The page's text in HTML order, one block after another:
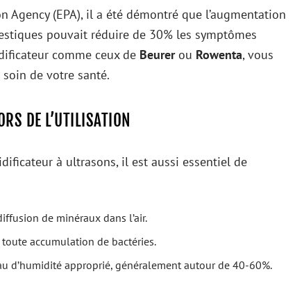
Agency (EPA), il a été démontré que l’augmentation
pouvait réduire de 30% les symptômes
comme ceux de Beurerou Rowenta, vous
de votre santé.
DE L’UTILISATION
à ultrasons, il est aussi essentiel de
de minéraux dans l’air.
accumulation de bactéries.
d’humidité approprié, généralement autour de 40-60%.